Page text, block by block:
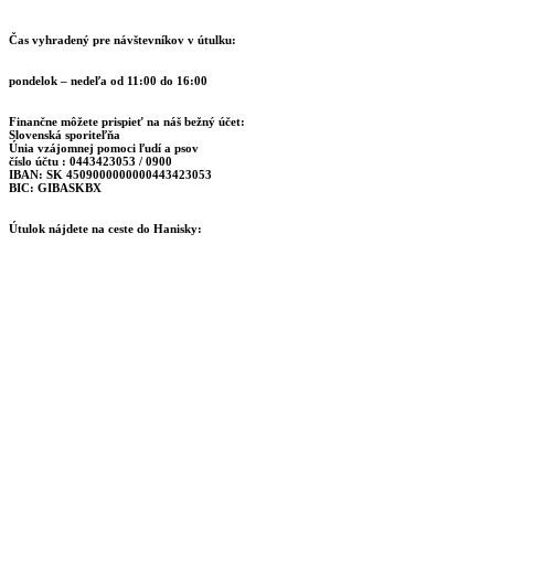
Čas vyhradený pre návštevníkov v útulku:
pondelok – nedeľa od 11:00 do 16:00
Finančne môžete prispieť na náš bežný účet:
Slovenská sporiteľňa
Únia vzájomnej pomoci ľudí a psov
číslo účtu : 0443423053 / 0900
IBAN: SK 4509000000000443423053
BIC: GIBASKBX
Útulok nájdete na ceste do Hanisky: